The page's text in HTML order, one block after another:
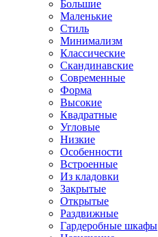
Большие
Маленькие
Стиль
Минимализм
Классические
Скандинавские
Современные
Форма
Высокие
Квадратные
Угловые
Низкие
Особенности
Встроенные
Из кладовки
Закрытые
Открытые
Раздвижные
Гардеробные шкафы